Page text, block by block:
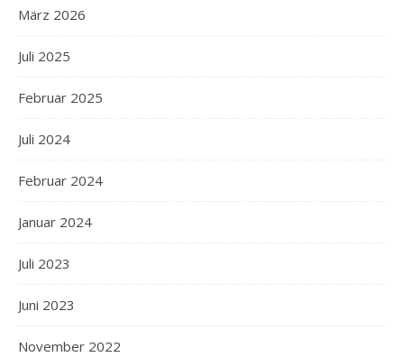
März 2026
Juli 2025
Februar 2025
Juli 2024
Februar 2024
Januar 2024
Juli 2023
Juni 2023
November 2022